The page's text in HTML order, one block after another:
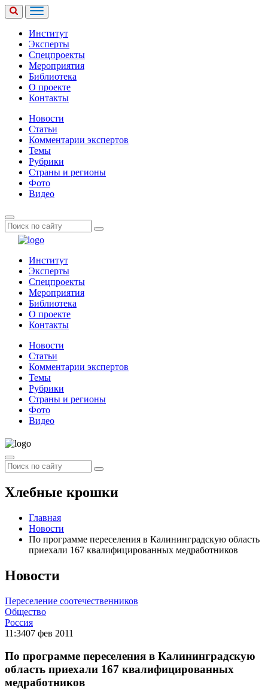
Институт
Эксперты
Спецпроекты
Мероприятия
Библиотека
О проекте
Контакты
Новости
Статьи
Комментарии экспертов
Темы
Рубрики
Страны и регионы
Фото
Видео
Институт
Эксперты
Спецпроекты
Мероприятия
Библиотека
О проекте
Контакты
Новости
Статьи
Комментарии экспертов
Темы
Рубрики
Страны и регионы
Фото
Видео
Хлебные крошки
Главная
Новости
По программе переселения в Калининградскую область
приехали 167 квалифицированных медработников
Новости
Переселение соотечественников
Общество
Россия
11:3407 фев 2011
По программе переселения в Калининградскую
область приехали 167 квалифицированных
медработников